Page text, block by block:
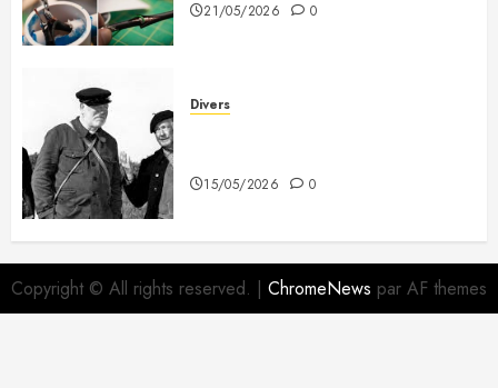
21/05/2026 0
Divers
15/05/2026 0
Copyright © All rights reserved. | ChromeNews par AF themes